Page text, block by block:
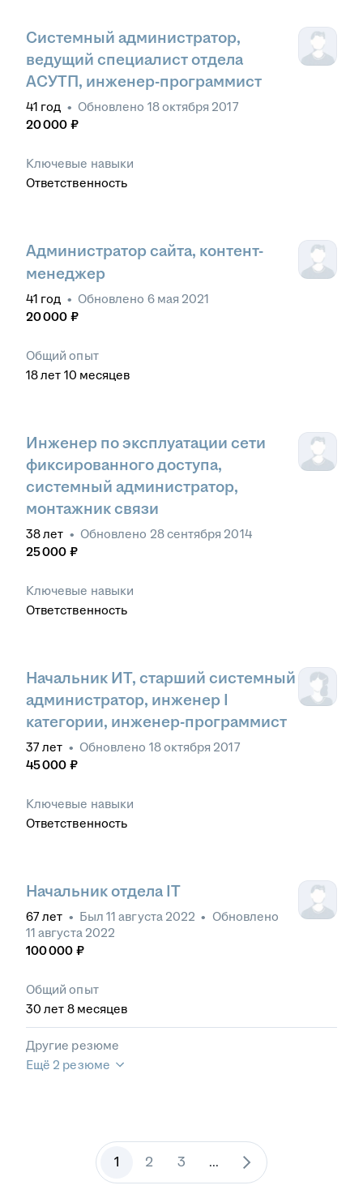
Системный администратор,
ведущий специалист отдела
АСУТП, инженер-программист
41 год • Обновлено 18 октября 2017
20 000 ₽
Ключевые навыки
Ответственность
Администратор сайта, контент-
менеджер
41 год • Обновлено 6 мая 2021
20 000 ₽
Общий опыт
18лет 10 месяцев
Инженер по эксплуатации сети
фиксированного доступа,
системный администратор,
монтажник связи
38лет • Обновлено 28 сентября 2014
25 000 ₽
Ключевые навыки
Ответственность
Начальник ИТ, старший системный
администратор, инженер I
категории, инженер-программист
37лет • Обновлено 18 октября 2017
45 000 ₽
Ключевые навыки
Ответственность
Начальник отдела IT
67лет • Был 11 августа 2022 • Обновлено
11 августа 2022
100 000 ₽
Общий опыт
30 лет 8 месяцев
Другие резюме
Ещё 2 резюме
1 2 3 ...